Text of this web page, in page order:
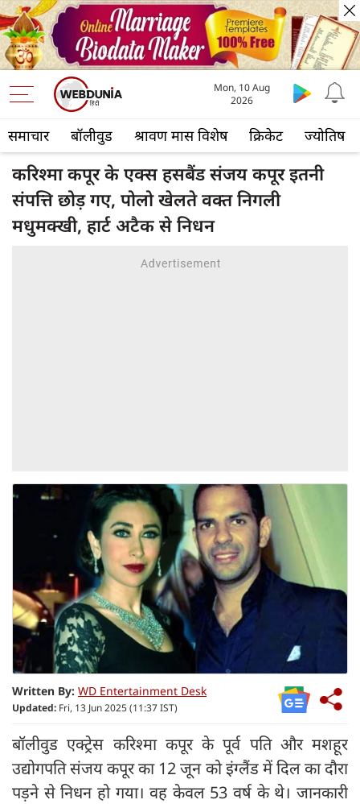
समाचार बॉलीवुड श्रावण मास विशेष क्रिकेट ज्योतिष
Mon, 10 Aug
2026
करिश्मा कपूर के एक्स हसबैंड संजय कपूर इतनी
संपत्ति छोड़ गए, पोलो खेलते वक्त निगली
मधुमक्खी, हार्ट अटैक से निधन
Written By: WD Entertainment Desk
Updated: Fri, 13 Jun 2025 (11:37 IST)
बॉलीवुड एक्ट्रेस करिश्मा कपूर के पूर्व पति और मशहूर
उद्योगपति संजय कपूर का 12 जून को इंग्लैंड में दिल का दौरा
पड़ने से निधन हो गया। वह केवल 53 वर्ष के थे। जानकारी